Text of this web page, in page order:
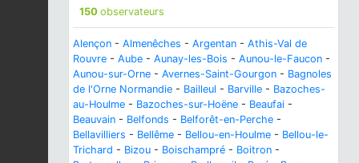
150 observateurs
Alençon - Almenêches - Argentan - Athis-Val de
Rouvre - Aube - Aunay-les-Bois - Aunou-le-Faucon -
Aunou-sur-Orne - Avernes-Saint-Gourgon - Bagnoles
de l'Orne Normandie - Bailleul - Barville - Bazoches-
au-Houlme - Bazoches-sur-Hoëne - Beaufai -
Beauvain - Belfonds - Belforêt-en-Perche -
Bellavilliers - Bellême - Bellou-en-Houlme - Bellou-le-
Trichard - Bizou - Boischampré - Boitron -